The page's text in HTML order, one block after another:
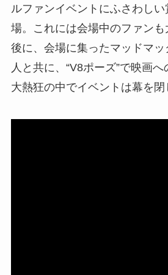
ルファンイベントにふさわし
場。これには会場中のファン
後に、会場に集ったマッドマ
人と共に、“V8ポーズ”で映画へ
大熱狂の中でイベントは幕を閉